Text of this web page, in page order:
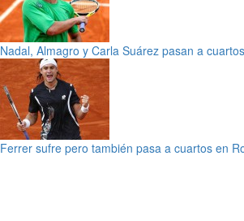
Nadal, Almagro y Carla Suárez pasan a
Ferrer sufre pero también pasa a cuartos en